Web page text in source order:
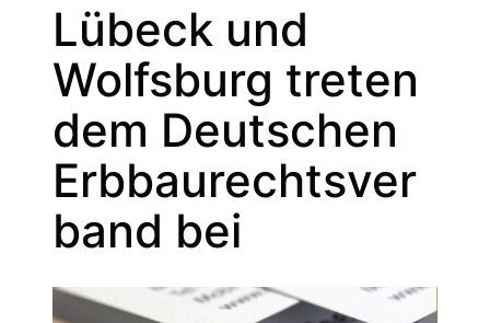
Lübeck und
Wolfsburg treten
dem Deutschen
Erbbaurechtsver
band bei